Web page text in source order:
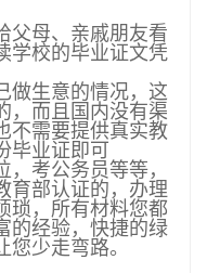
父母、亲戚朋友看
学校的毕业证文凭
做生意的情况，这
，而且国内没有渠
不需要提供真实教
毕业证即可
考公务员等等，
育部认证的，办理
琐，所有材料您都
的经验，快捷的绿
少走弯路。